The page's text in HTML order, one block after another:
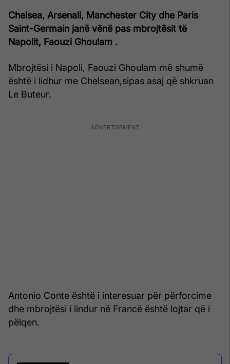
Chelsea, Arsenali, Manchester City dhe Paris
Saint-Germain janë vënë pas mbrojtësit të
Napolit, Faouzi Ghoulam .
Mbrojtësi i Napoli, Faouzi Ghoulam më shumë
është i lidhur me Chelsean,sipas asaj që shkruan
Le Buteur.
Antonio Conte është i interesuar për përforcime
dhe mbrojtësi i lindur në Francë është lojtar që i
pëlqen.